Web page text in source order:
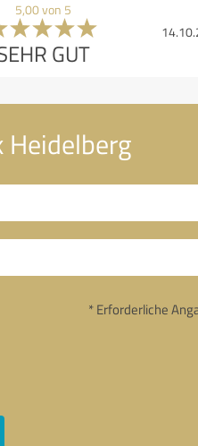
5,00 von 5
GUT
Heidelberg
* Erforderliche